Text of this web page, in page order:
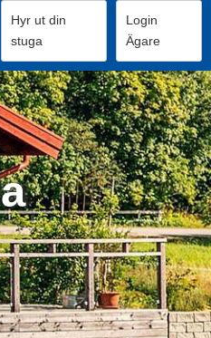
Hyr ut din
stuga
Login
Ägare